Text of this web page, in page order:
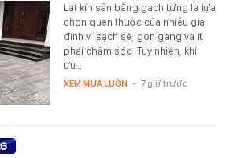
Lát kín sân bằng gạch từng là lựa
chọn quen thuộc của nhiều gia
đình vì sạch sẽ, gọn gàng và ít
phải chăm sóc. Tuy nhiên, khi
ưu…
XEM MUA LUÔN - 7 giờ trước